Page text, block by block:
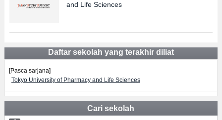
and Life Sciences
Daftar sekolah yang terakhir diliat
[Pasca sarjana]
Tokyo University of Pharmacy and Life Sciences
Cari sekolah